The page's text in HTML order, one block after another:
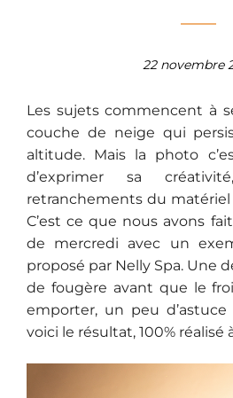
22 novembre
Les sujets commencent à
couche de neige qui
altitude. Mais la photo
d’exprimer sa
retranchements du
C’est ce que nous avons
de mercredi avec un
proposé par Nelly Spa. Une
de fougère avant que le
emporter, un peu
voici le résultat, 100% réalisé